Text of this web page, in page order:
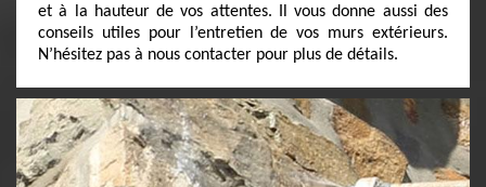
et à la hauteur de vos attentes. Il vous donne aussi des
conseils utiles pour l’entretien de vos murs extérieurs.
N’hésitez pas à nous contacter pour plus de détails.